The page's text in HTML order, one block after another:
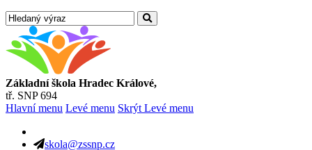
Základní škola Hradec Králové,
tř. SNP 694
Hlavní menu Levé menu Skrýt Levé menu
skola@zssnp.cz